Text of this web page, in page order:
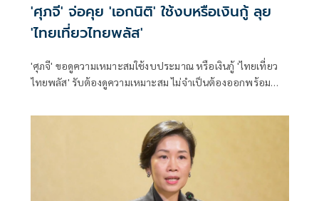
'ศุภจี' จ่อคุย 'เอกนิติ' ใช้งบหรือเงินกู้ ลุย
'ไทยเที่ยวไทยพลัส'
'ศุภจี' ขอดูความเหมาะสมใช้งบประมาณ หรือเงินกู้ 'ไทยเที่ยว
ไทยพลัส' รับต้องดูความเหมาะสม ไม่จำเป็นต้องออกพร้อม